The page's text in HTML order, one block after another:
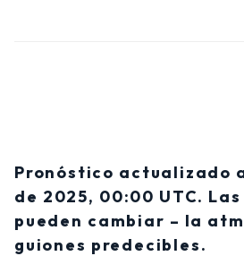
Pronóstico actualizado
de 2025, 00:00 UTC.
pueden cambiar – la
guiones predecibles.